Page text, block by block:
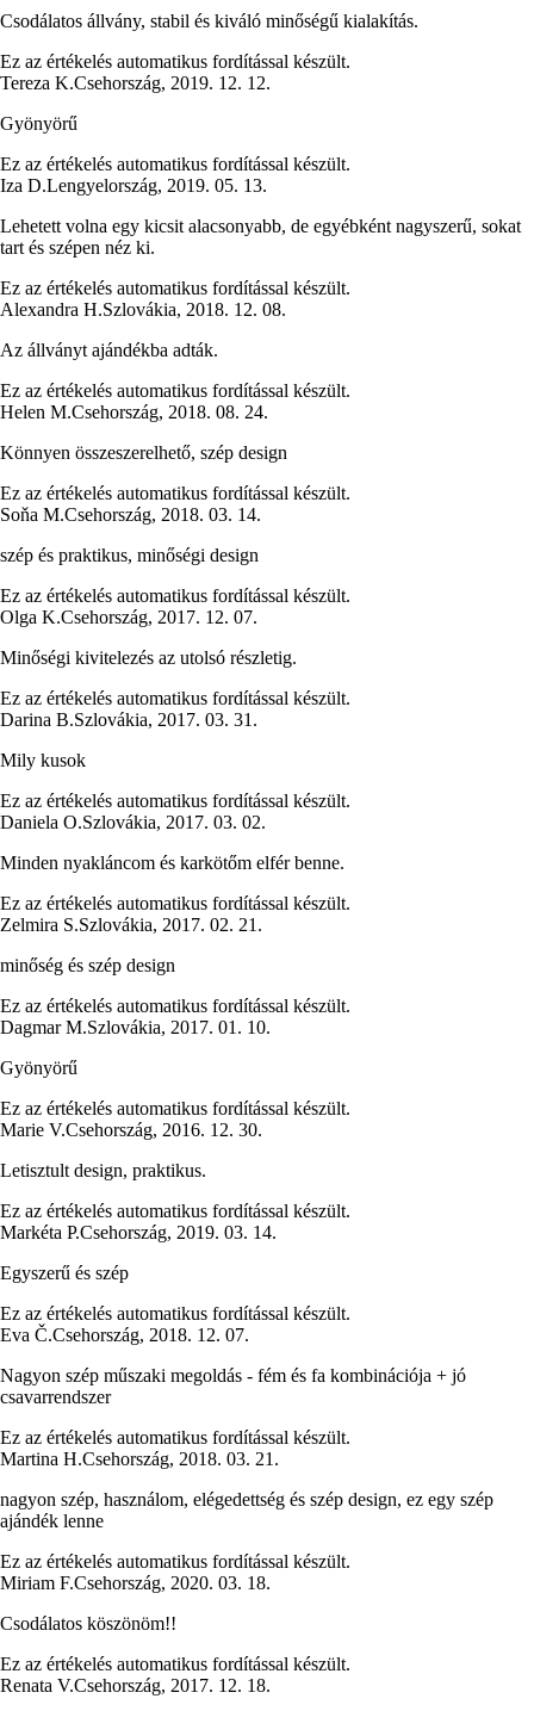
Csodálatos állvány, stabil és kiváló minőségű kialakítás.
Ez az értékelés automatikus fordítással készült.
Tereza K.Csehország, 2019. 12. 12.
Gyönyörű
Ez az értékelés automatikus fordítással készült.
Iza D.Lengyelország, 2019. 05. 13.
Lehetett volna egy kicsit alacsonyabb, de egyébként nagyszerű, sokat
tart és szépen néz ki.
Ez az értékelés automatikus fordítással készült.
Alexandra H.Szlovákia, 2018. 12. 08.
Az állványt ajándékba adták.
Ez az értékelés automatikus fordítással készült.
Helen M.Csehország, 2018. 08. 24.
Könnyen összeszerelhető, szép design
Ez az értékelés automatikus fordítással készült.
Soňa M.Csehország, 2018. 03. 14.
szép és praktikus, minőségi design
Ez az értékelés automatikus fordítással készült.
Olga K.Csehország, 2017. 12. 07.
Minőségi kivitelezés az utolsó részletig.
Ez az értékelés automatikus fordítással készült.
Darina B.Szlovákia, 2017. 03. 31.
Mily kusok
Ez az értékelés automatikus fordítással készült.
Daniela O.Szlovákia, 2017. 03. 02.
Minden nyakláncom és karkötőm elfér benne.
Ez az értékelés automatikus fordítással készült.
Zelmira S.Szlovákia, 2017. 02. 21.
minőség és szép design
Ez az értékelés automatikus fordítással készült.
Dagmar M.Szlovákia, 2017. 01. 10.
Gyönyörű
Ez az értékelés automatikus fordítással készült.
Marie V.Csehország, 2016. 12. 30.
Letisztult design, praktikus.
Ez az értékelés automatikus fordítással készült.
Markéta P.Csehország, 2019. 03. 14.
Egyszerű és szép
Ez az értékelés automatikus fordítással készült.
Eva Č.Csehország, 2018. 12. 07.
Nagyon szép műszaki megoldás - fém és fa kombinációja + jó
csavarrendszer
Ez az értékelés automatikus fordítással készült.
Martina H.Csehország, 2018. 03. 21.
nagyon szép, használom, elégedettség és szép design, ez egy szép
ajándék lenne
Ez az értékelés automatikus fordítással készült.
Miriam F.Csehország, 2020. 03. 18.
Csodálatos köszönöm!!
Ez az értékelés automatikus fordítással készült.
Renata V.Csehország, 2017. 12. 18.